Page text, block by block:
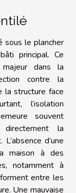
sous le plancher
principal. Ce
dans la
contre la
la structure face
l’isolation
souvent
directement la
d’une
maison à des
notamment à
entre les
Une mauvaise